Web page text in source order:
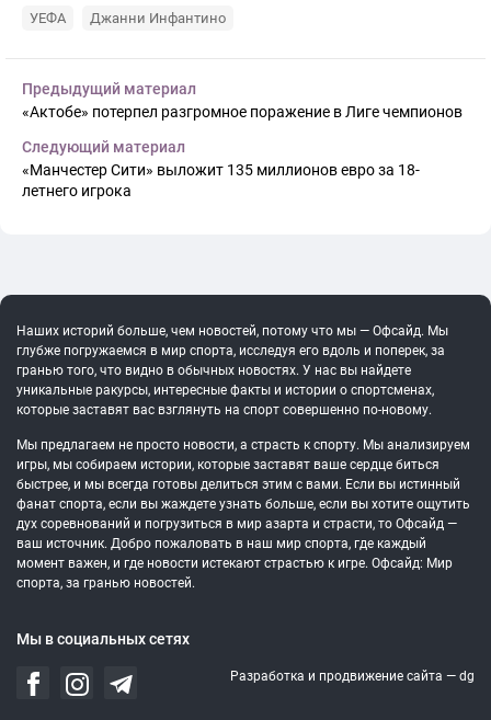
УЕФА Джанни Инфантино
Предыдущий материал
«Актобе» потерпел разгромное поражение в Лиге чемпионов
Следующий материал
«Манчестер Сити» выложит 135 миллионов евро за 18-
летнего игрока
Наших историй больше, чем новостей, потому что мы — Офсайд. Мы
глубже погружаемся в мир спорта, исследуя его вдоль и поперек, за
гранью того, что видно в обычных новостях. У нас вы найдете
уникальные ракурсы, интересные факты и истории о спортсменах,
которые заставят вас взглянуть на спорт совершенно по-новому.
Мы предлагаем не просто новости, а страсть к спорту. Мы анализируем
игры, мы собираем истории, которые заставят ваше сердце биться
быстрее, и мы всегда готовы делиться этим с вами. Если вы истинный
фанат спорта, если вы жаждете узнать больше, если вы хотите ощутить
дух соревнований и погрузиться в мир азарта и страсти, то Офсайд —
ваш источник. Добро пожаловать в наш мир спорта, где каждый
момент важен, и где новости истекают страстью к игре. Офсайд: Мир
спорта, за гранью новостей.
Мы в социальных сетях
Разработка и продвижение сайта — dg